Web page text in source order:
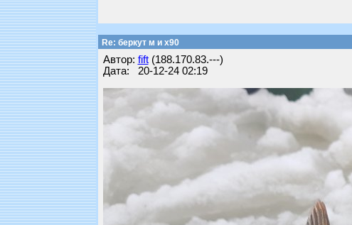
Re: беркут м и х90
Автор: fift(188.170.83.---)
Дата: 20-12-24 02:19